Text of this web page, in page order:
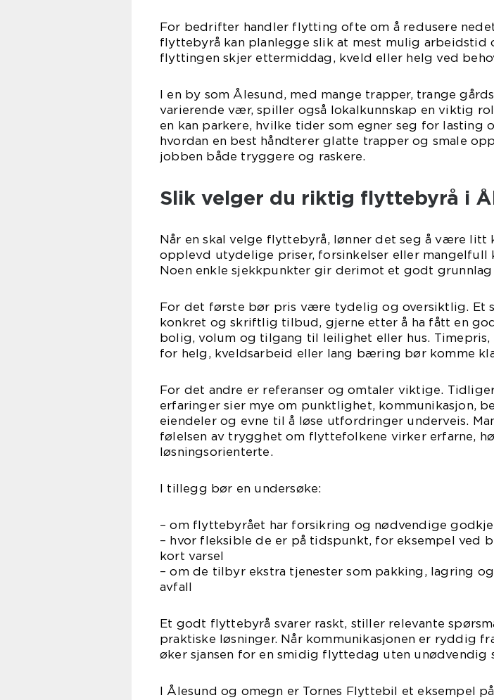
For bedrifter handler flytting ofte om å redusere
flyttebyrå kan planlegge slik at mest mulig arbeidstid
flyttingen skjer ettermiddag, kveld eller helg ved
I en by som Ålesund, med mange trapper, trange
varierende vær, spiller også lokalkunnskap en viktig
en kan parkere, hvilke tider som egner seg for lasting
hvordan en best håndterer glatte trapper og smale
jobben både tryggere og raskere.
Slik velger du riktig flyttebyrå i
Når en skal velge flyttebyrå, lønner det seg å være litt
opplevd utydelige priser, forsinkelser eller mangelfull
Noen enkle sjekkpunkter gir derimot et godt
For det første bør pris være tydelig og oversiktlig. Et
konkret og skriftlig tilbud, gjerne etter å ha fått en
bolig, volum og tilgang til leilighet eller hus.
for helg, kveldsarbeid eller lang bæring bør komme
For det andre er referanser og omtaler viktige.
erfaringer sier mye om punktlighet, kommunikasjon,
eiendeler og evne til å løse utfordringer underveis.
følelsen av trygghet om flyttefolkene virker erfarne,
løsningsorienterte.
I tillegg bør en undersøke:
– om flyttebyrået har forsikring og nødvendige
– hvor fleksible de er på tidspunkt, for eksempel ved
kort varsel
– om de tilbyr ekstra tjenester som pakking, lagring
avfall
Et godt flyttebyrå svarer raskt, stiller relevante
praktiske løsninger. Når kommunikasjonen er ryddig
øker sjansen for en smidig flyttedag uten unødvendig
I Ålesund og omegn er Tornes Flyttebil et eksempel